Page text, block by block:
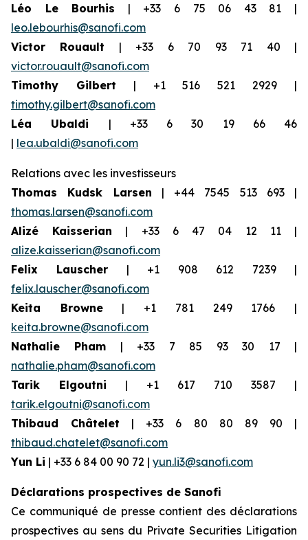
Léo Le Bourhis | +33 6 75 06 43 81 |
leo.lebourhis@sanofi.com
Victor Rouault | +33 6 70 93 71 40 |
victor.rouault@sanofi.com
Timothy Gilbert | +1 516 521 2929 |
timothy.gilbert@sanofi.com
Léa Ubaldi | +33 6 30 19 66 46
| lea.ubaldi@sanofi.com
Relations avec les investisseurs
Thomas Kudsk Larsen | +44 7545 513 693 |
thomas.larsen@sanofi.com
Alizé Kaisserian | +33 6 47 04 12 11 |
alize.kaisserian@sanofi.com
Felix Lauscher | +1 908 612 7239 |
felix.lauscher@sanofi.com
Keita Browne| +1 781 249 1766 |
keita.browne@sanofi.com
Nathalie Pham | +33 7 85 93 30 17 |
nathalie.pham@sanofi.com
Tarik Elgoutni | +1 617 710 3587 |
tarik.elgoutni@sanofi.com
Thibaud Châtelet | +33 6 80 80 89 90 |
thibaud.chatelet@sanofi.com
Yun Li | +33 6 84 00 90 72 | yun.li3@sanofi.com
Déclarations prospectives de Sanofi
Ce communiqué de presse contient des déclarations
prospectives au sens du Private Securities Litigation